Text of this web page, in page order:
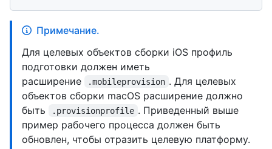
Примечание.
Для целевых объектов сборки iOS профиль
подготовки должен иметь
расширение
.mobileprovision . Для целевых
объектов сборки macOS расширение должно
быть
.provisionprofile . Приведенный выше
пример рабочего процесса должен быть
обновлен, чтобы отразить целевую платформу.